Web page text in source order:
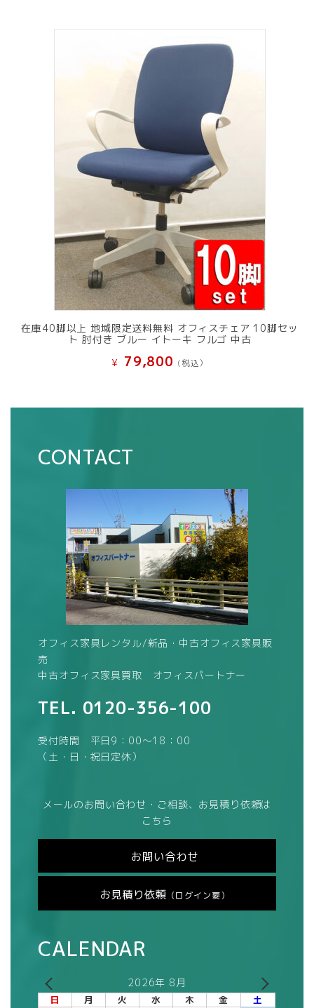
在庫40脚以上 地域限定送料無料 オフィスチェア 10脚セッ
ト 肘付き ブルー イトーキ フルゴ 中古
¥ 79,800 (税込）
CONTACT
オフィス家具レンタル/新品・中古オフィス家具販
売
中古オフィス家具買取 オフィスパートナー
TEL. 0120-356-100
受付時間 平日9：00～18：00
（土・日・祝日定休）
メールのお問い合わせ・ご相談、お見積り依頼は
こちら
お問い合わせ
お見積り依頼 （ログイン要）
CALENDAR
2026年 8月
日 月 火 水 木 金 土